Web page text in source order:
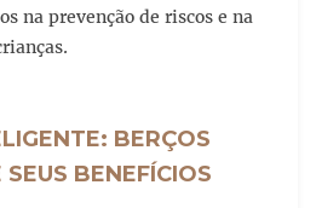
na prevenção de riscos e na
BERÇOS
BENEFÍCIOS